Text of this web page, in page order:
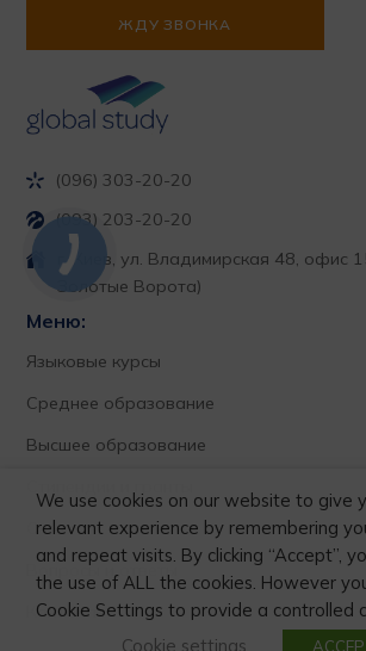
(096) 303-20-20
(093) 203-20-20
г. Киев, ул. Владимирская 48, офис
Золотые Ворота)
Меню:
Языковые курсы
Среднее образование
Высшее образование
О нас
Вопросы и ответы
Контакты
We use cookies on our website to give
relevant experience by remembering
and repeat visits. By clicking “Accept”,
the use of ALL the cookies. However
Cookie Settings to provide a controlled
Cookie settings